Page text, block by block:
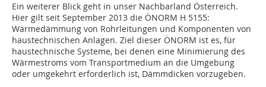
Ein weiterer Blick geht in unser Nachbarland Österreich.
Hier gilt seit September 2013 die ÖNORM H 5155:
Wärmedämmung von Rohrleitungen und Komponenten von
haustechnischen Anlagen. Ziel dieser ÖNORM ist es, für
haustechnische Systeme, bei denen eine Minimierung des
Wärmestroms vom Transportmedium an die Umgebung
oder umgekehrt erforderlich ist, Dämmdicken vorzugeben.